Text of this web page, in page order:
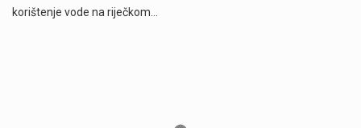
korištenje vode na riječkom…